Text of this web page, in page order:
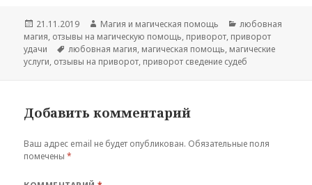
Опубликовано
21.11.2019 Автор
Магия и магическая помощь Рубрики
любовная
магия, отзывы на магическую помощь, приворот, приворот
удачи
Метки
любовная магия, магическая помощь, магические
услуги, отзывы на приворот, приворот сведение судеб
Добавить комментарий
Ваш адрес email не будет опубликован. Обязательные поля
помечены*